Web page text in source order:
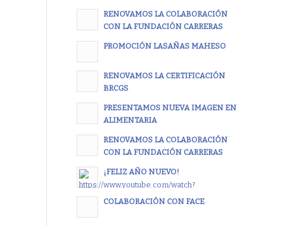
RENOVAMOS LA COLABORACIÓN
CON LA FUNDACIÓN CARRERAS
PROMOCIÓN LASAÑAS MAHESO
RENOVAMOS LA CERTIFICACIÓN
BRCGS
PRESENTAMOS NUEVA IMAGEN EN
ALIMENTARIA
RENOVAMOS LA COLABORACIÓN
CON LA FUNDACIÓN CARRERAS
¡FELIZ AÑO NUEVO!
COLABORACIÓN CON FACE